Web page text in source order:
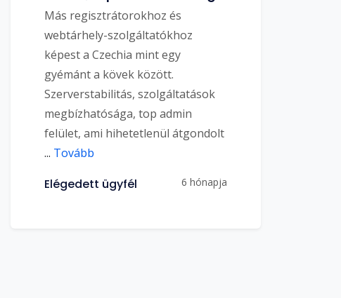
Más regisztrátorokhoz és
webtárhely-szolgáltatókhoz
képest a Czechia mint egy
gyémánt a kövek között.
Szerverstabilitás, szolgáltatások
megbízhatósága, top admin
felület, ami hihetetlenül átgondolt
... Tovább
Elégedett ügyfél 6 hónapja